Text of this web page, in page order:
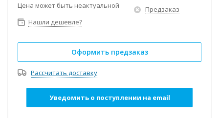
Цена может быть неактуальной
Предзаказ
Нашли дешевле?
Оформить предзаказ
Рассчитать доставку
Уведомить о поступлении на email